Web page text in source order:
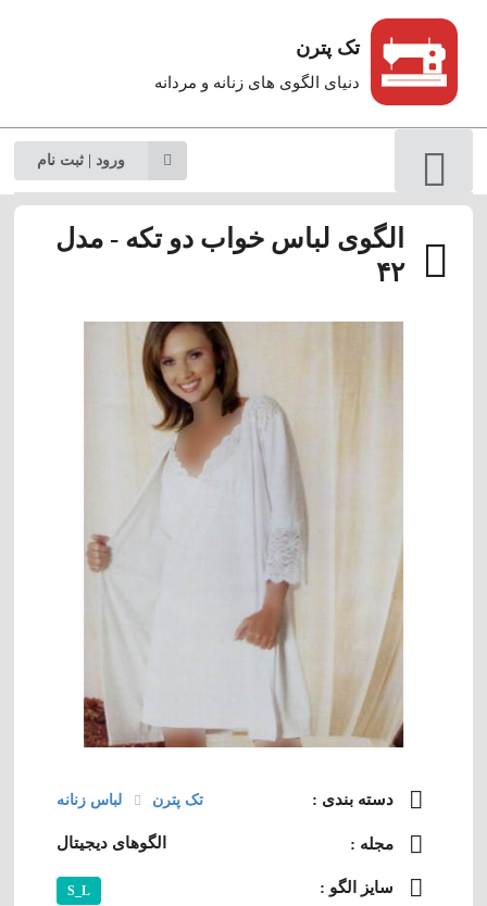
تک پترن
دنیای الگوی های زنانه و مردانه
ورود | ثبت نام
الگوی لباس خواب دو تکه - مدل
۴۲
دسته‌ بندی : تک پترن لباس زنانه
مجله : الگوهای دیجیتال
سایز الگو : S_L